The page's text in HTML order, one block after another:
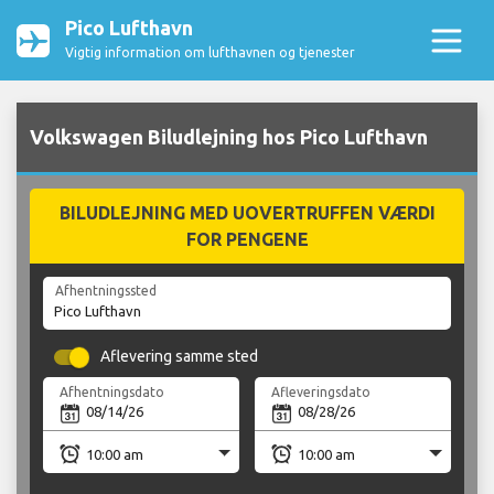
Pico Lufthavn
Vigtig information om lufthavnen og tjenester
Volkswagen Biludlejning hos Pico Lufthavn
BILUDLEJNING MED UOVERTRUFFEN VÆRDI
FOR PENGENE
Afhentningssted
Aflevering samme sted
Afhentningsdato Afleveringsdato